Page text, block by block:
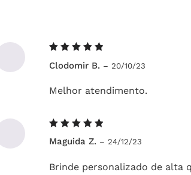
5de 5
Clodomir B. – 20/10/23
Melhor atendimento.
5de 5
Maguida Z. – 24/12/23
Brinde personalizado de alta